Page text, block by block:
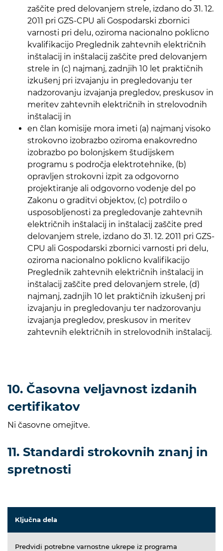
zaščite pred delovanjem strele, izdano do 31. 12.
2011 pri GZS-CPU ali Gospodarski zbornici
varnosti pri delu, oziroma nacionalno poklicno
kvalifikacijo Preglednik zahtevnih električnih
inštalacij in inštalacij zaščite pred delovanjem
strele in (c) najmanj, zadnjih 10 let praktičnih
izkušenj pri izvajanju in pregledovanju ter
nadzorovanju izvajanja pregledov, preskusov in
meritev zahtevnih električnih in strelovodnih
inštalacij in
en član komisije mora imeti (a) najmanj visoko
strokovno izobrazbo oziroma enakovredno
izobrazbo po bolonjskem študijskem
programu s področja elektrotehnike, (b)
opravljen strokovni izpit za odgovorno
projektiranje ali odgovorno vodenje del po
Zakonu o graditvi objektov, (c) potrdilo o
usposobljenosti za pregledovanje zahtevnih
električnih inštalacij in inštalacij zaščite pred
delovanjem strele, izdano do 31. 12. 2011 pri GZS-
CPU ali Gospodarski zbornici varnosti pri delu,
oziroma nacionalno poklicno kvalifikacijo
Preglednik zahtevnih električnih inštalacij in
inštalacij zaščite pred delovanjem strele, (d)
najmanj, zadnjih 10 let praktičnih izkušenj pri
izvajanju in pregledovanju ter nadzorovanju
izvajanja pregledov, preskusov in meritev
zahtevnih električnih in strelovodnih inštalacij.
10. Časovna veljavnost izdanih
certifikatov
Ni časovne omejitve.
11. Standardi strokovnih znanj in
spretnosti
Ključna dela
Predvidi potrebne varnostne ukrepe iz programa